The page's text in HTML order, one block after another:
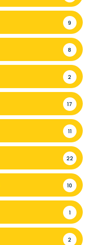
9
8
2
17
11
22
10
1
2